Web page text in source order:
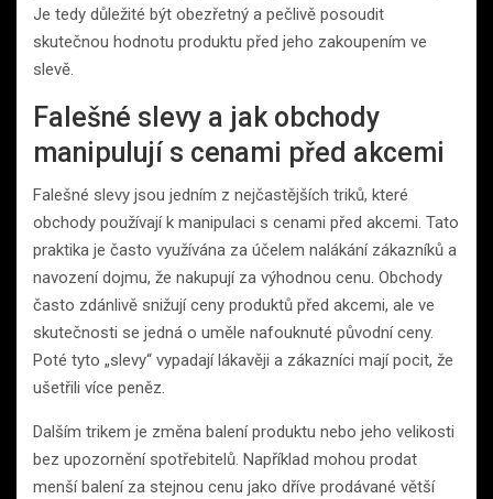
Je tedy důležité být obezřetný a pečlivě posoudit
skutečnou hodnotu produktu před jeho zakoupením ve
slevě.
Falešné slevy a jak obchody
manipulují s cenami před akcemi
Falešné slevy jsou jedním z nejčastějších triků, které
obchody používají k manipulaci s cenami před akcemi. Tato
praktika je často využívána za účelem nalákání zákazníků a
navození dojmu, že nakupují za výhodnou cenu. Obchody
často zdánlivě snižují ceny produktů před akcemi, ale ve
skutečnosti se jedná o uměle nafouknuté původní ceny.
Poté tyto „slevy“ vypadají lákavěji a zákazníci mají pocit, že
ušetřili více peněz.
Dalším trikem je změna balení produktu nebo jeho velikosti
bez upozornění spotřebitelů. Například mohou prodat
menší balení za stejnou cenu jako dříve prodávané větší